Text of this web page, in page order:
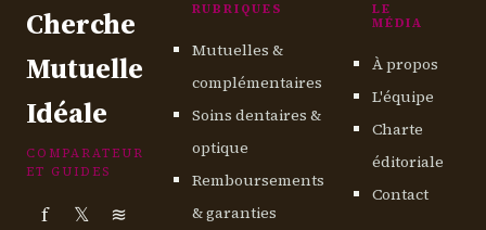
Cherche
Mutuelle
Idéale
COMPARATEUR
ET GUIDES
f 𝕏 ≋
RUBRIQUES
Mutuelles &
complémentaires
Soins dentaires &
optique
Remboursements
& garanties
LE
MÉDIA
À propos
L'équipe
Charte
éditoriale
Contact